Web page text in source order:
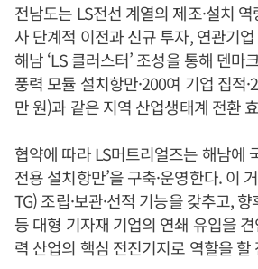
전남도는 LS전선 계열의 제조·설치
사 단계적 이전과 신규 투자, 연관기
해남 ‘LS 클러스터’ 조성을 통해 덴마
풍력 모듈 설치항만·200여 기업 집적
만 원)과 같은 지역 산업생태계 전환
협약에 따라 LS머트리얼즈는 해남에
전용 설치항만’을 구축·운영한다. 이
TG) 조립·보관·선적 기능을 갖추고,
등 대형 기자재 기업의 연쇄 유입을
력 산업의 핵심 전진기지로 역할을 할